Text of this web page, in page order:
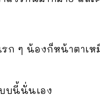
ก ๆ น้องก็หน้าตา
บนี้นั่นเอง